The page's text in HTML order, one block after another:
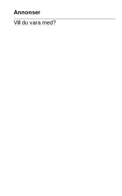
Annonser
Vill du vara med?